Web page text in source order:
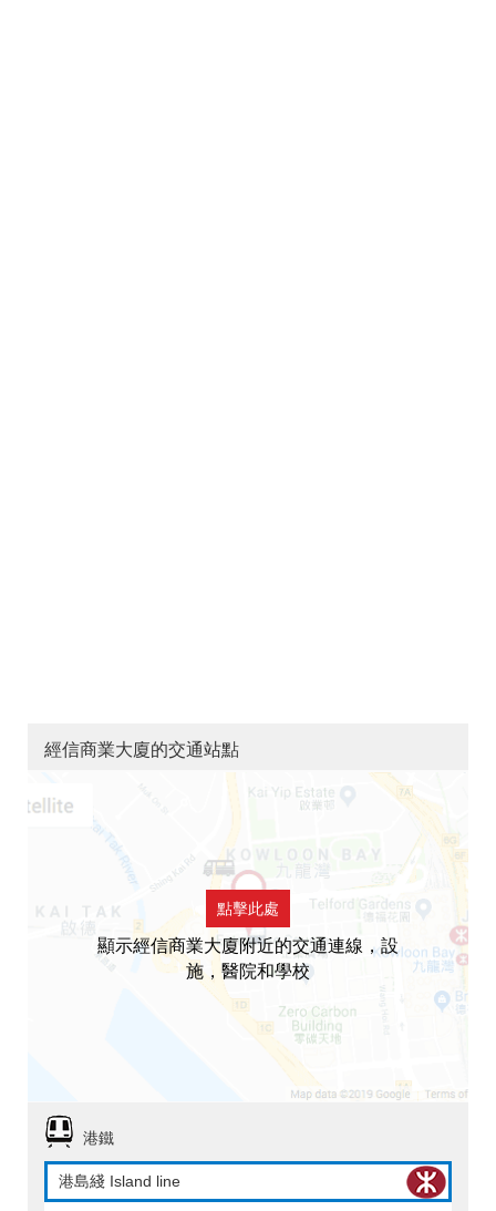
經信商業大廈的交通站點
點擊此處
顯示經信商業大廈附近的交通連線，設
施，醫院和學校
港鐵
港島綫 Island line